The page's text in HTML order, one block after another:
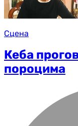
Сцена
Кеба
пороцима